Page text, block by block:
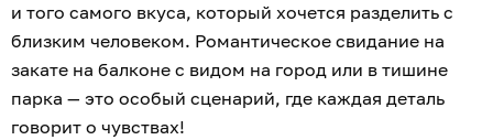
и того самого вкуса, который хочется разделить с
близким человеком. Романтическое свидание на
закате на балконе с видом на город или в тишине
парка — это особый сценарий, где каждая деталь
говорит о чувствах!